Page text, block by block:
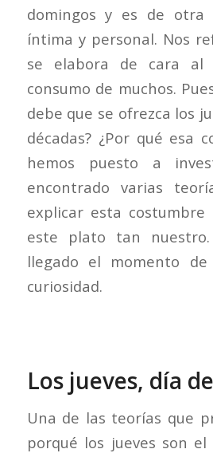
domingos y es de otra
íntima y personal. Nos
se elabora de cara al
consumo de muchos.
debe que se ofrezca los
décadas? ¿Por qué esa
hemos puesto a
encontrado varias
explicar esta costumbre
este plato tan
llegado el momento
curiosidad.
Los jueves, día
Una de las teorías que
porqué los jueves son